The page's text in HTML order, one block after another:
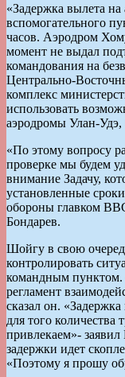
«Задержка вылета
вспомогательного
часов. Аэродром
момент не выдал
командования на
Центрально-
комплекс
использовать
аэродромы Улан-
«По этому вопросу
проверке мы будем
внимание Задачу,
установленные
обороны главком
Бондарев.
Шойгу в свою
контролировать
командным пунктом.
регламент
сказал он.
для того
привлекаем»-
задержки идет
«Поэтому я прошу